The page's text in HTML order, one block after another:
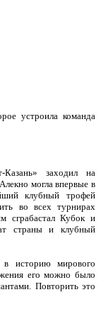
устроила команда
заходил на
могла впервые в
клубный трофей
во всех турнирах
сграбастал Кубок и
страны и клубный
историю мирового
его можно было
Повторить это